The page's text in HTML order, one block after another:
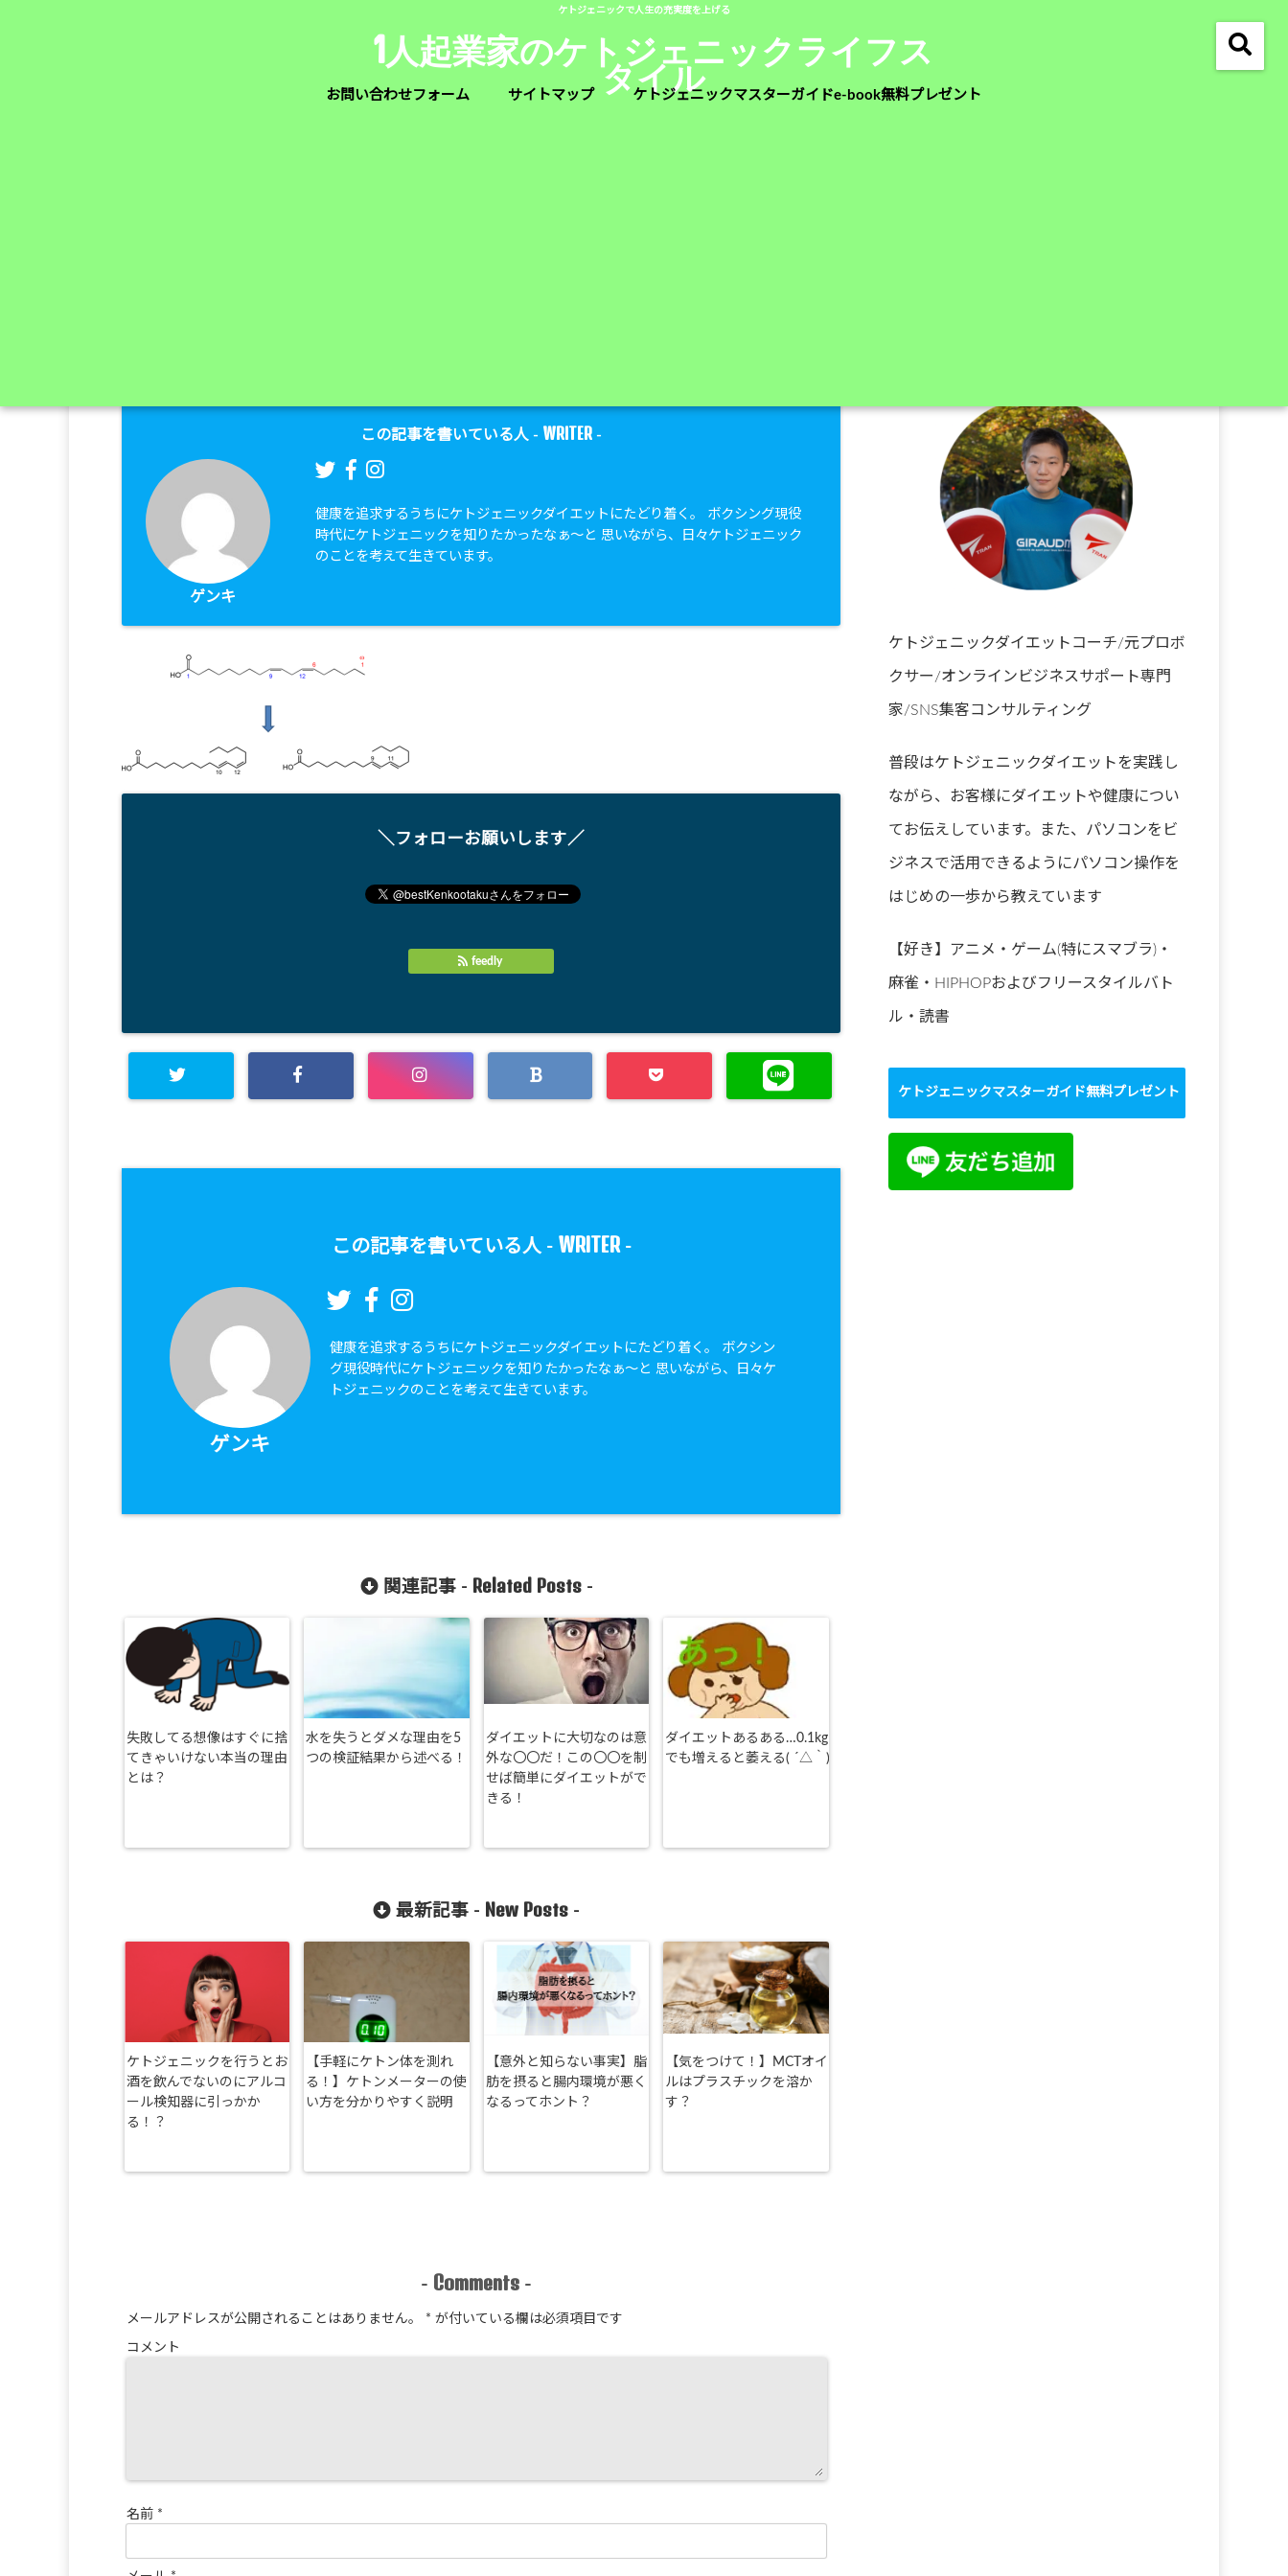
ケトジェニックで人生の充実度を上げる
1人起業家のケトジェニックライフス
タイル
お問い合わせフォーム サイトマップ ケトジェニックマスターガイドe-book無料プレゼント
この記事を書いている人 - WRITER -
ゲンキ
健康を追求するうちにケトジェニックダイエットにたどり着く。 ボクシング現役
時代にケトジェニックを知りたかったなぁ〜と 思いながら、日々ケトジェニック
のことを考えて生きています。
＼フォローお願いします／
feedly
この記事を書いている人 - WRITER-
ゲンキ
健康を追求するうちにケトジェニックダイエットにたどり着く。 ボクシン
グ現役時代にケトジェニックを知りたかったなぁ〜と 思いながら、日々ケ
トジェニックのことを考えて生きています。
関連記事 - Related Posts-
失敗してる想像はすぐに捨
てきゃいけない本当の理由
とは？
水を失うとダメな理由を5
つの検証結果から述べる！
ダイエットに大切なのは意
外な〇〇だ！この〇〇を制
せば簡単にダイエットがで
きる！
ダイエットあるある…0.1kg
でも増えると萎える( ´△｀)
最新記事 - New Posts -
ケトジェニックを行うとお
酒を飲んでないのにアルコ
ール検知器に引っかか
る！？
【手軽にケトン体を測れ
る！】ケトンメーターの使
い方を分かりやすく説明
【意外と知らない事実】脂
肪を摂ると腸内環境が悪く
なるってホント？
【気をつけて！】MCTオイ
ルはプラスチックを溶か
す？
- Comments -
メールアドレスが公開されることはありません。 * が付いている欄は必須項目です
コメント
名前 *
ケトジェニックダイエットコーチ/元プロボ
クサー/オンラインビジネスサポート専門
家/SNS集客コンサルティング
普段はケトジェニックダイエットを実践し
ながら、お客様にダイエットや健康につい
てお伝えしています。また、パソコンをビ
ジネスで活用できるようにパソコン操作を
はじめの一歩から教えています
【好き】アニメ・ゲーム(特にスマブラ)・
麻雀・HIPHOPおよびフリースタイルバト
ル・読書
ケトジェニックマスターガイド無料プレゼント